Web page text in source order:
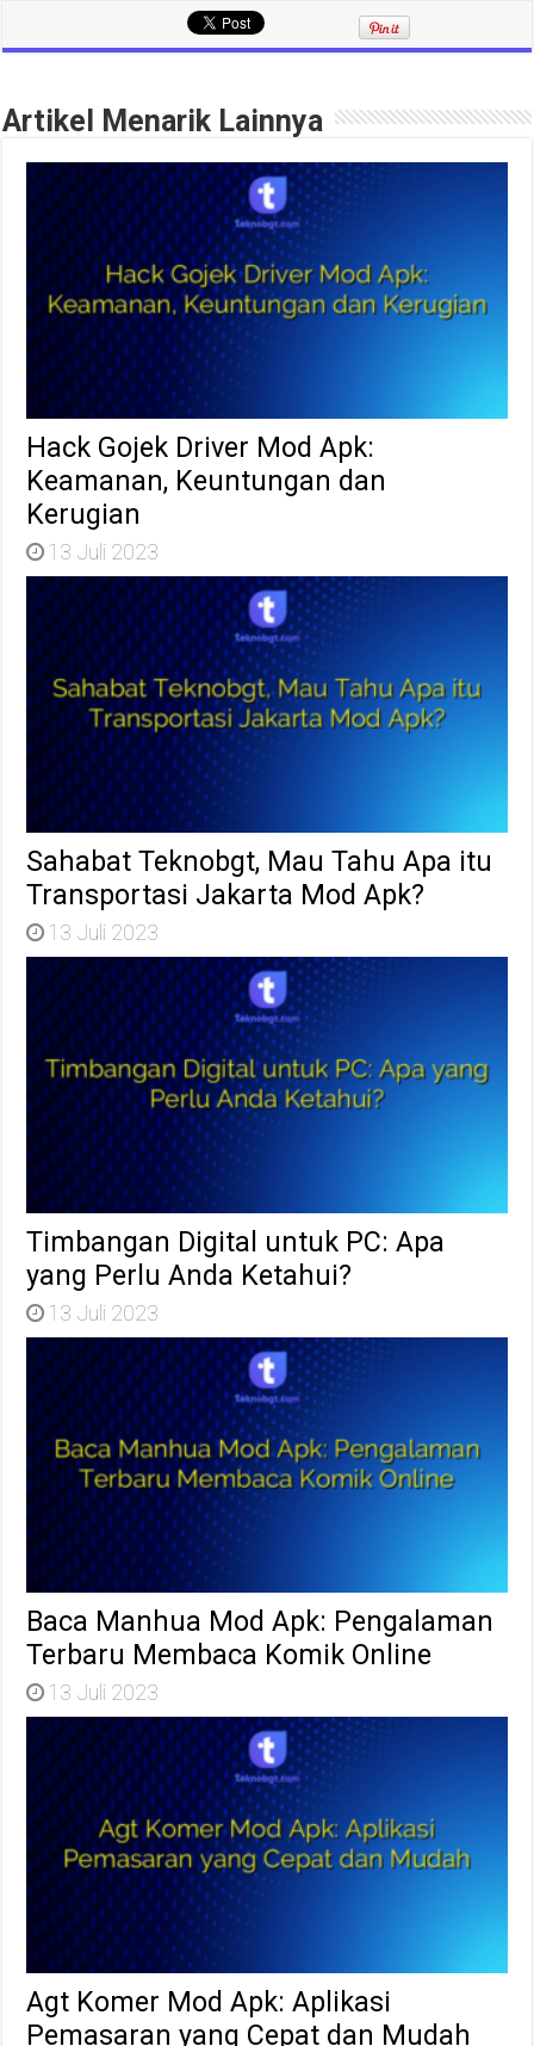
Artikel Menarik Lainnya
Hack Gojek Driver Mod Apk:
Keamanan, Keuntungan dan
Kerugian
13 Juli 2023
Sahabat Teknobgt, Mau Tahu Apa itu
Transportasi Jakarta Mod Apk?
13 Juli 2023
Timbangan Digital untuk PC: Apa
yang Perlu Anda Ketahui?
13 Juli 2023
Baca Manhua Mod Apk: Pengalaman
Terbaru Membaca Komik Online
13 Juli 2023
Agt Komer Mod Apk: Aplikasi
Pemasaran yang Cepat dan Mudah